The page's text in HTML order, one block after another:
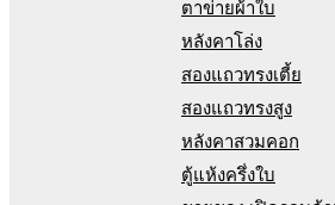
ตาข่ายผ้าใบ
หลังคาโล่ง
สองแถวทรงเตี้ย
สองแถวทรงสูง
หลังคาสวมคอก
ตู้แห้งครึ่งใบ